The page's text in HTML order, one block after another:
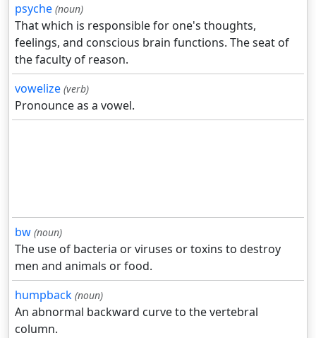
psyche (noun)
That which is responsible for one's thoughts,
feelings, and conscious brain functions. The seat of
the faculty of reason.
vowelize (verb)
Pronounce as a vowel.
bw (noun)
The use of bacteria or viruses or toxins to destroy
men and animals or food.
humpback (noun)
An abnormal backward curve to the vertebral
column.